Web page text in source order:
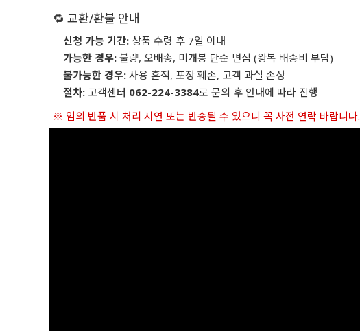
🔁 교환/환불 안내
신청 가능 기간: 상품 수령 후 7일 이내
가능한 경우: 불량, 오배송, 미개봉 단순 변심 (왕복 배송비 부담)
불가능한 경우: 사용 흔적, 포장 훼손, 고객 과실 손상
절차: 고객센터 062-224-3384로 문의 후 안내에 따라 진행
※ 임의 반품 시 처리 지연 또는 반송될 수 있으니 꼭 사전 연락 바랍니다.